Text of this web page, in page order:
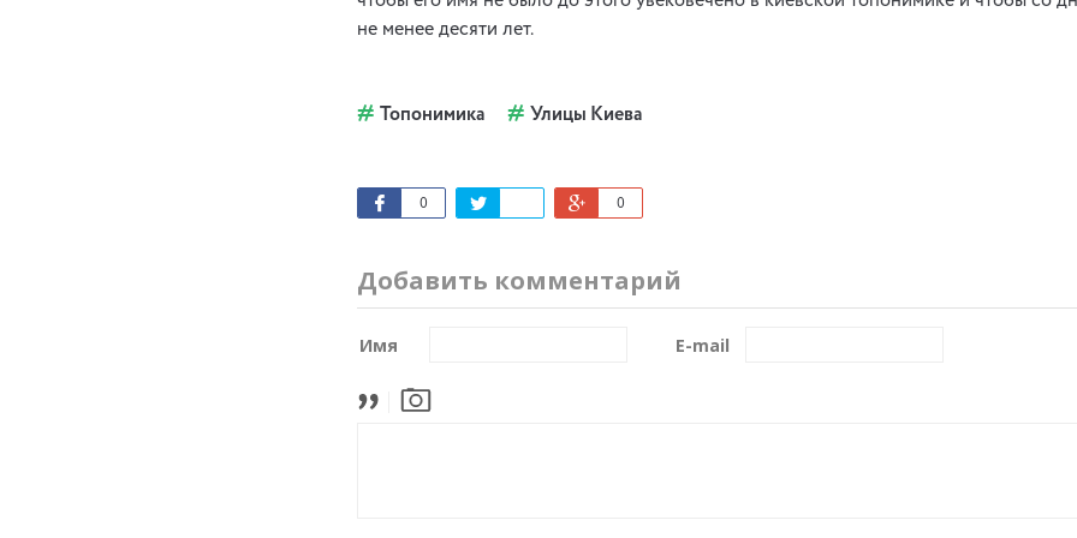
не менее десяти лет.
Топонимика Улицы Киева
0 0
Добавить комментарий
Имя E-mail